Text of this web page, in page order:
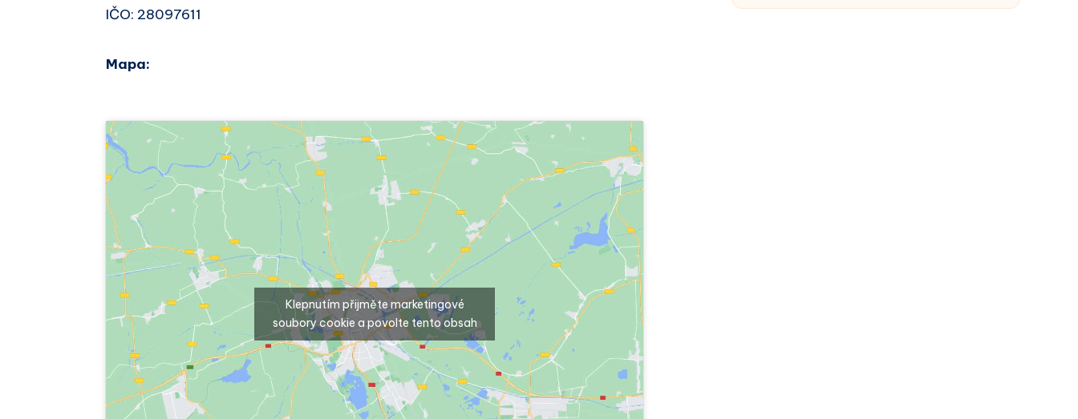
IČO: 28097611
Mapa:
Klepnutím přijměte marketingové
soubory cookie a povolte tento obsah